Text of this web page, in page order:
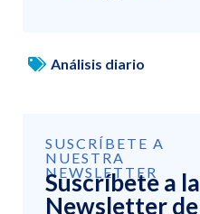
Análisis diario
SUSCRÍBETE A
NUESTRA
NEWSLETTER
Suscríbete a la
Newsletter de